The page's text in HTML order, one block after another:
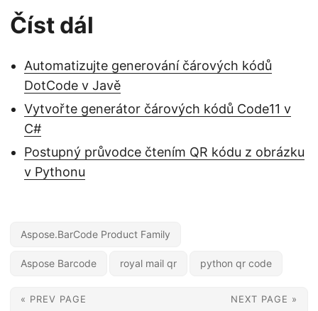
Číst dál
Automatizujte generování čárových kódů
DotCode v Javě
Vytvořte generátor čárových kódů Code11 v
C#
Postupný průvodce čtením QR kódu z obrázku
v Pythonu
Aspose.BarCode Product Family
Aspose Barcode royal mail qr python qr code
« PREV PAGE NEXT PAGE »